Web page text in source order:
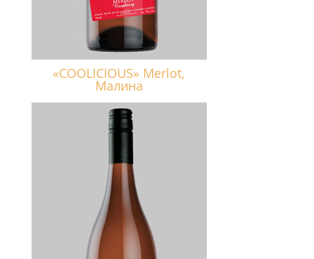
«COOLICIOUS» Merlot,
Малина